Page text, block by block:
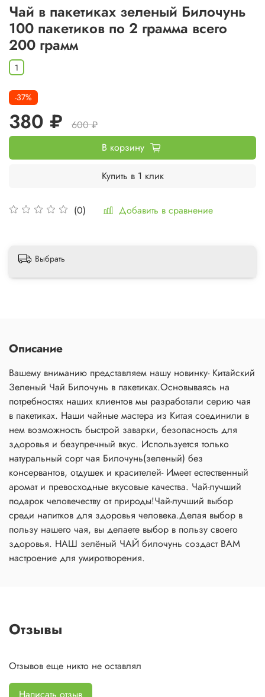
Чай в пакетиках зеленый Билочунь
100 пакетиков по 2 грамма всего
200 грамм
(0) Добавить в сравнение
1
-37%
380 ₽
600 ₽
В корзину
Купить в 1 клик
Выбрать
Описание
Вашему вниманию представляем нашу новинку- Китайский
Зеленый Чай Билочунь в пакетиках.Основываясь на
потребностях наших клиентов мы разработали серию чая
в пакетиках. Наши чайные мастера из Китая соединили в
нем возможность быстрой заварки, безопасность для
здоровья и безупречный вкус. Используется только
натуральный сорт чая Билочунь(зеленый) без
консервантов, отдушек и красителей- Имеет естественный
аромат и превосходные вкусовые качества. Чай-лучший
подарок человечеству от природы!Чай-лучший выбор
среди напитков для здоровья человека.Делая выбор в
пользу нашего чая, вы делаете выбор в пользу своего
здоровья. НАШ зелёный ЧАЙ билочунь создаст ВАМ
настроение для умиротворения.
Отзывы
Отзывов еще никто не оставлял
Написать отзыв